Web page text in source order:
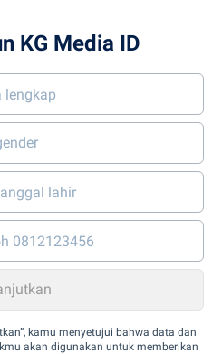
KG Media ID
kamu menyetujui bahwa data dan
akan digunakan untuk memberikan